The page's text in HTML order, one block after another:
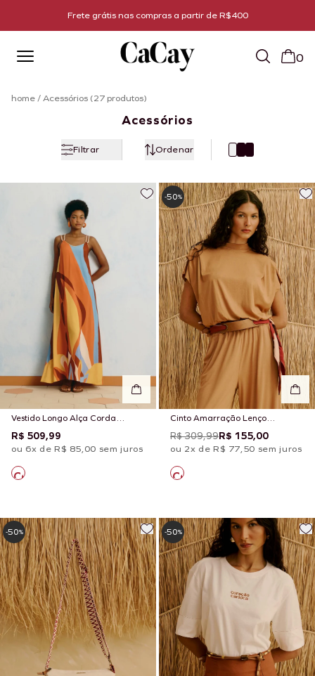
Todo bazar com 60% off
0
home/Acessórios (27 produtos)
Acessórios
Filtrar Ordenar
Vestido Longo Alça Corda
Estampado Solare
R$ 509,99
ou 6x de R$ 85,00 sem juros
Cinto Amarração Lenço
Estampado Chimu Marrom
R$ 309,99R$ 155,00
ou 2x de R$ 77,50 sem juros
-50%
-50% -50%